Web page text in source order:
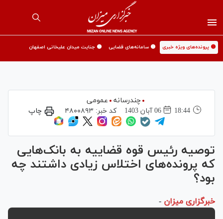
🟡 پرونده‌های ویژه خبری 🟡 سامانه‌های قضایی 🟡 جنایت میدان علیخانی اصفهان
چندرسانه
عمومی
18:44
06 آبان 1403 کد خبر: ۴۸۰۰۸۹۳ چاپ
توصیه رئیس قوه قضاییه به بانک‌هایی
که پرونده‌های اختلاس زیادی داشتند چه
بود؟
خبرگزاری میزان -